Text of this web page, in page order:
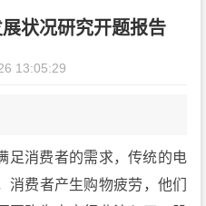
状况研究开题报告
13:05:29
足消费者的需求，传统的电
消费者产生购物疲劳，他们